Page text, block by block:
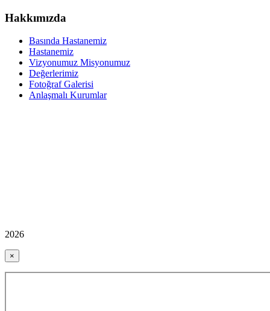
Hakkımızda
Basında Hastanemiz
Hastanemiz
Vizyonumuz Misyonumuz
Değerlerimiz
Fotoğraf Galerisi
Anlaşmalı Kurumlar
2026
×